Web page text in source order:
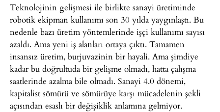
Teknolojinin gelişmesi ile birlikte sanayi üretiminde
robotik ekipman kullanımı son 30 yılda yaygınlaştı. Bu
nedenle bazı üretim yöntemlerinde işçi kullanımı sayısı
azaldı. Ama yeni iş alanları ortaya çıktı. Tamamen
insansız üretim, burjuvazinin bir hayali. Ama şimdiye
kadar bu doğrultuda bir gelişme olmadı, hatta çalışma
saatlerinde azalma bile olmadı. Sanayi 4.0 dönemi,
kapitalist sömürü ve sömürüye karşı mücadelenin şekli
açısından esaslı bir değişiklik anlamına gelmiyor.